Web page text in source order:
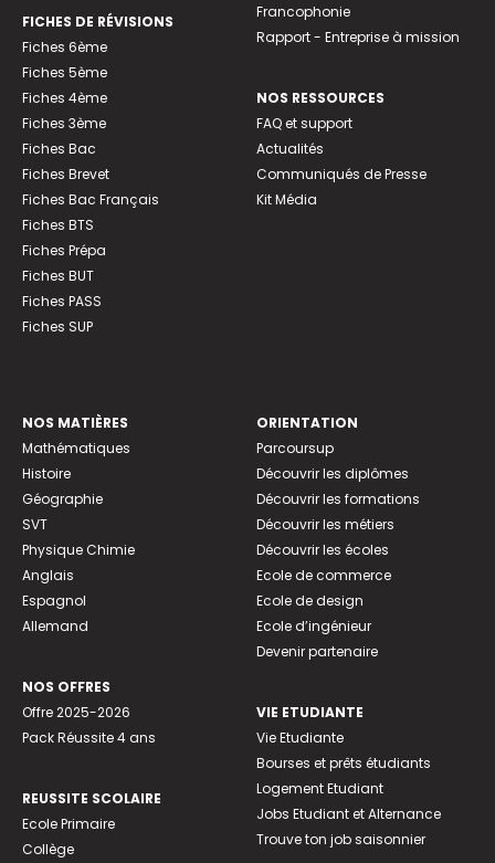
FICHES DE RÉVISIONS
Fiches 6ème
Fiches 5ème
Fiches 4ème
Fiches 3ème
Fiches Bac
Fiches Brevet
Fiches Bac Français
Fiches BTS
Fiches Prépa
Fiches BUT
Fiches PASS
Fiches SUP
Francophonie
Rapport - Entreprise à mission
NOS RESSOURCES
FAQ et support
Actualités
Communiqués de Presse
Kit Média
NOS MATIÈRES
Mathématiques
Histoire
Géographie
SVT
Physique Chimie
Anglais
Espagnol
Allemand
NOS OFFRES
Offre 2025-2026
Pack Réussite 4 ans
REUSSITE SCOLAIRE
Ecole Primaire
Collège
ORIENTATION
Parcoursup
Découvrir les diplômes
Découvrir les formations
Découvrir les métiers
Découvrir les écoles
Ecole de commerce
Ecole de design
Ecole d’ingénieur
Devenir partenaire
VIE ETUDIANTE
Vie Etudiante
Bourses et prêts étudiants
Logement Etudiant
Jobs Etudiant et Alternance
Trouve ton job saisonnier